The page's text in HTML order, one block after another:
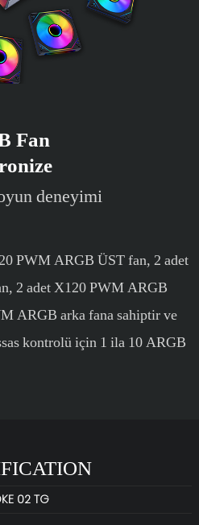
Fan
deneyimi
PWM ARGB ÜST fan, 2 adet
2 adet X120 PWM ARGB
ARGB arka fana sahiptir ve
kontrolü için 1 ila 10 ARGB
02 TG